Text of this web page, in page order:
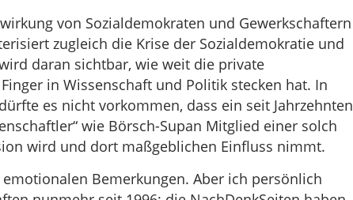
von Sozialdemokraten und Gewerkschaftern
zugleich die Krise der Sozialdemokratie und
daran sichtbar, wie weit die private
in Wissenschaft und Politik stecken hat. In
es nicht vorkommen, dass ein seit Jahrzehnten
wie Börsch-Supan Mitglied einer solch
wird und dort maßgeblichen Einfluss nimmt.
Bemerkungen. Aber ich persönlich